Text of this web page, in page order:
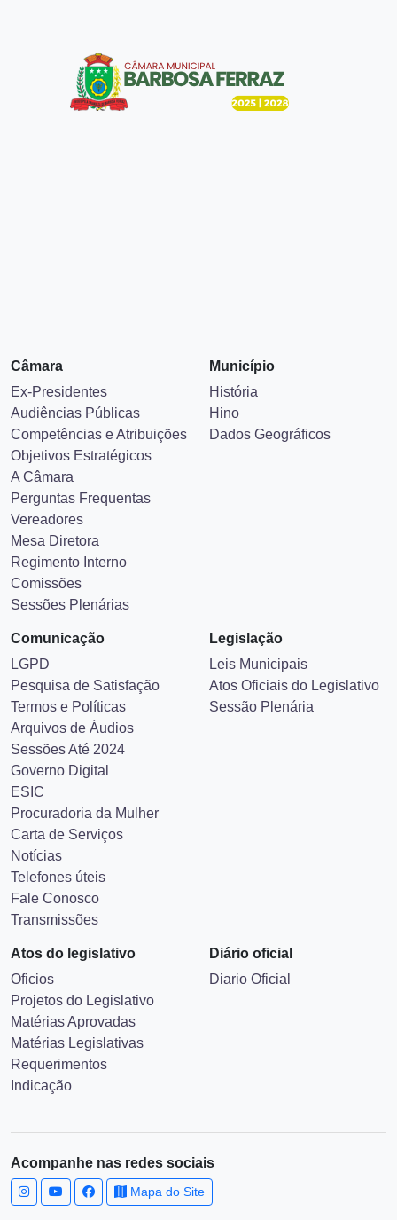
Câmara
Ex-Presidentes
Audiências Públicas
Competências e Atribuições
Objetivos Estratégicos
A Câmara
Perguntas Frequentas
Vereadores
Mesa Diretora
Regimento Interno
Comissões
Sessões Plenárias
Município
História
Hino
Dados Geográficos
Comunicação
LGPD
Pesquisa de Satisfação
Termos e Políticas
Arquivos de Áudios
Sessões Até 2024
Governo Digital
ESIC
Procuradoria da Mulher
Carta de Serviços
Notícias
Telefones úteis
Fale Conosco
Transmissões
Legislação
Leis Municipais
Atos Oficiais do Legislativo
Sessão Plenária
Atos do legislativo
Oficios
Projetos do Legislativo
Matérias Aprovadas
Matérias Legislativas
Requerimentos
Indicação
Diário oficial
Diario Oficial
Acompanhe nas redes sociais
Mapa do Site